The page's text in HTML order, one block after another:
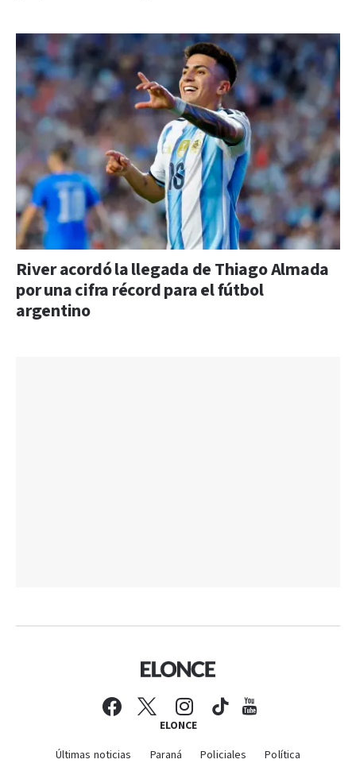
River acordó la llegada de Thiago Almada
por una cifra récord para el fútbol
argentino
ELONCE
Últimas noticias Paraná Policiales
Política